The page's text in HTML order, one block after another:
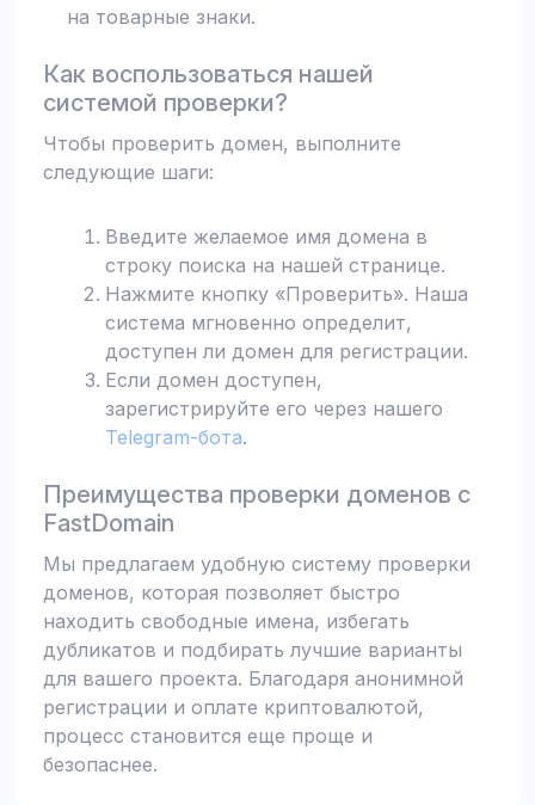
на товарные знаки.
Как воспользоваться нашей
системой проверки?
Чтобы проверить домен, выполните
следующие шаги:
Введите желаемое имя домена в
строку поиска на нашей странице.
Нажмите кнопку «Проверить». Наша
система мгновенно определит,
доступен ли домен для регистрации.
Если домен доступен,
зарегистрируйте его через нашего
Telegram-бота.
Преимущества проверки доменов с
FastDomain
Мы предлагаем удобную систему проверки
доменов, которая позволяет быстро
находить свободные имена, избегать
дубликатов и подбирать лучшие варианты
для вашего проекта. Благодаря анонимной
регистрации и оплате криптовалютой,
процесс становится еще проще и
безопаснее.